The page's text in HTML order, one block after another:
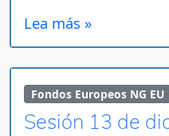
Lea más »
Fondos Europeos NG EU
Sesión 13 de